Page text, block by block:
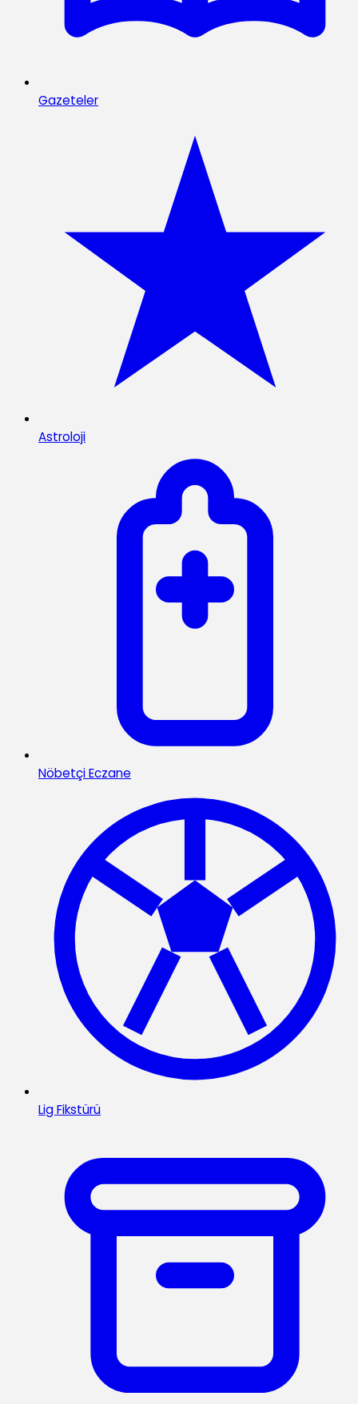
Gazeteler
Astroloji
Nöbetçi Eczane
Lig Fikstürü